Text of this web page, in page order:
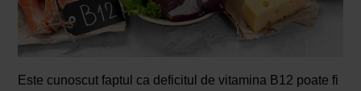
Este cunoscut faptul ca deficitul de vitamina B12 poate fi